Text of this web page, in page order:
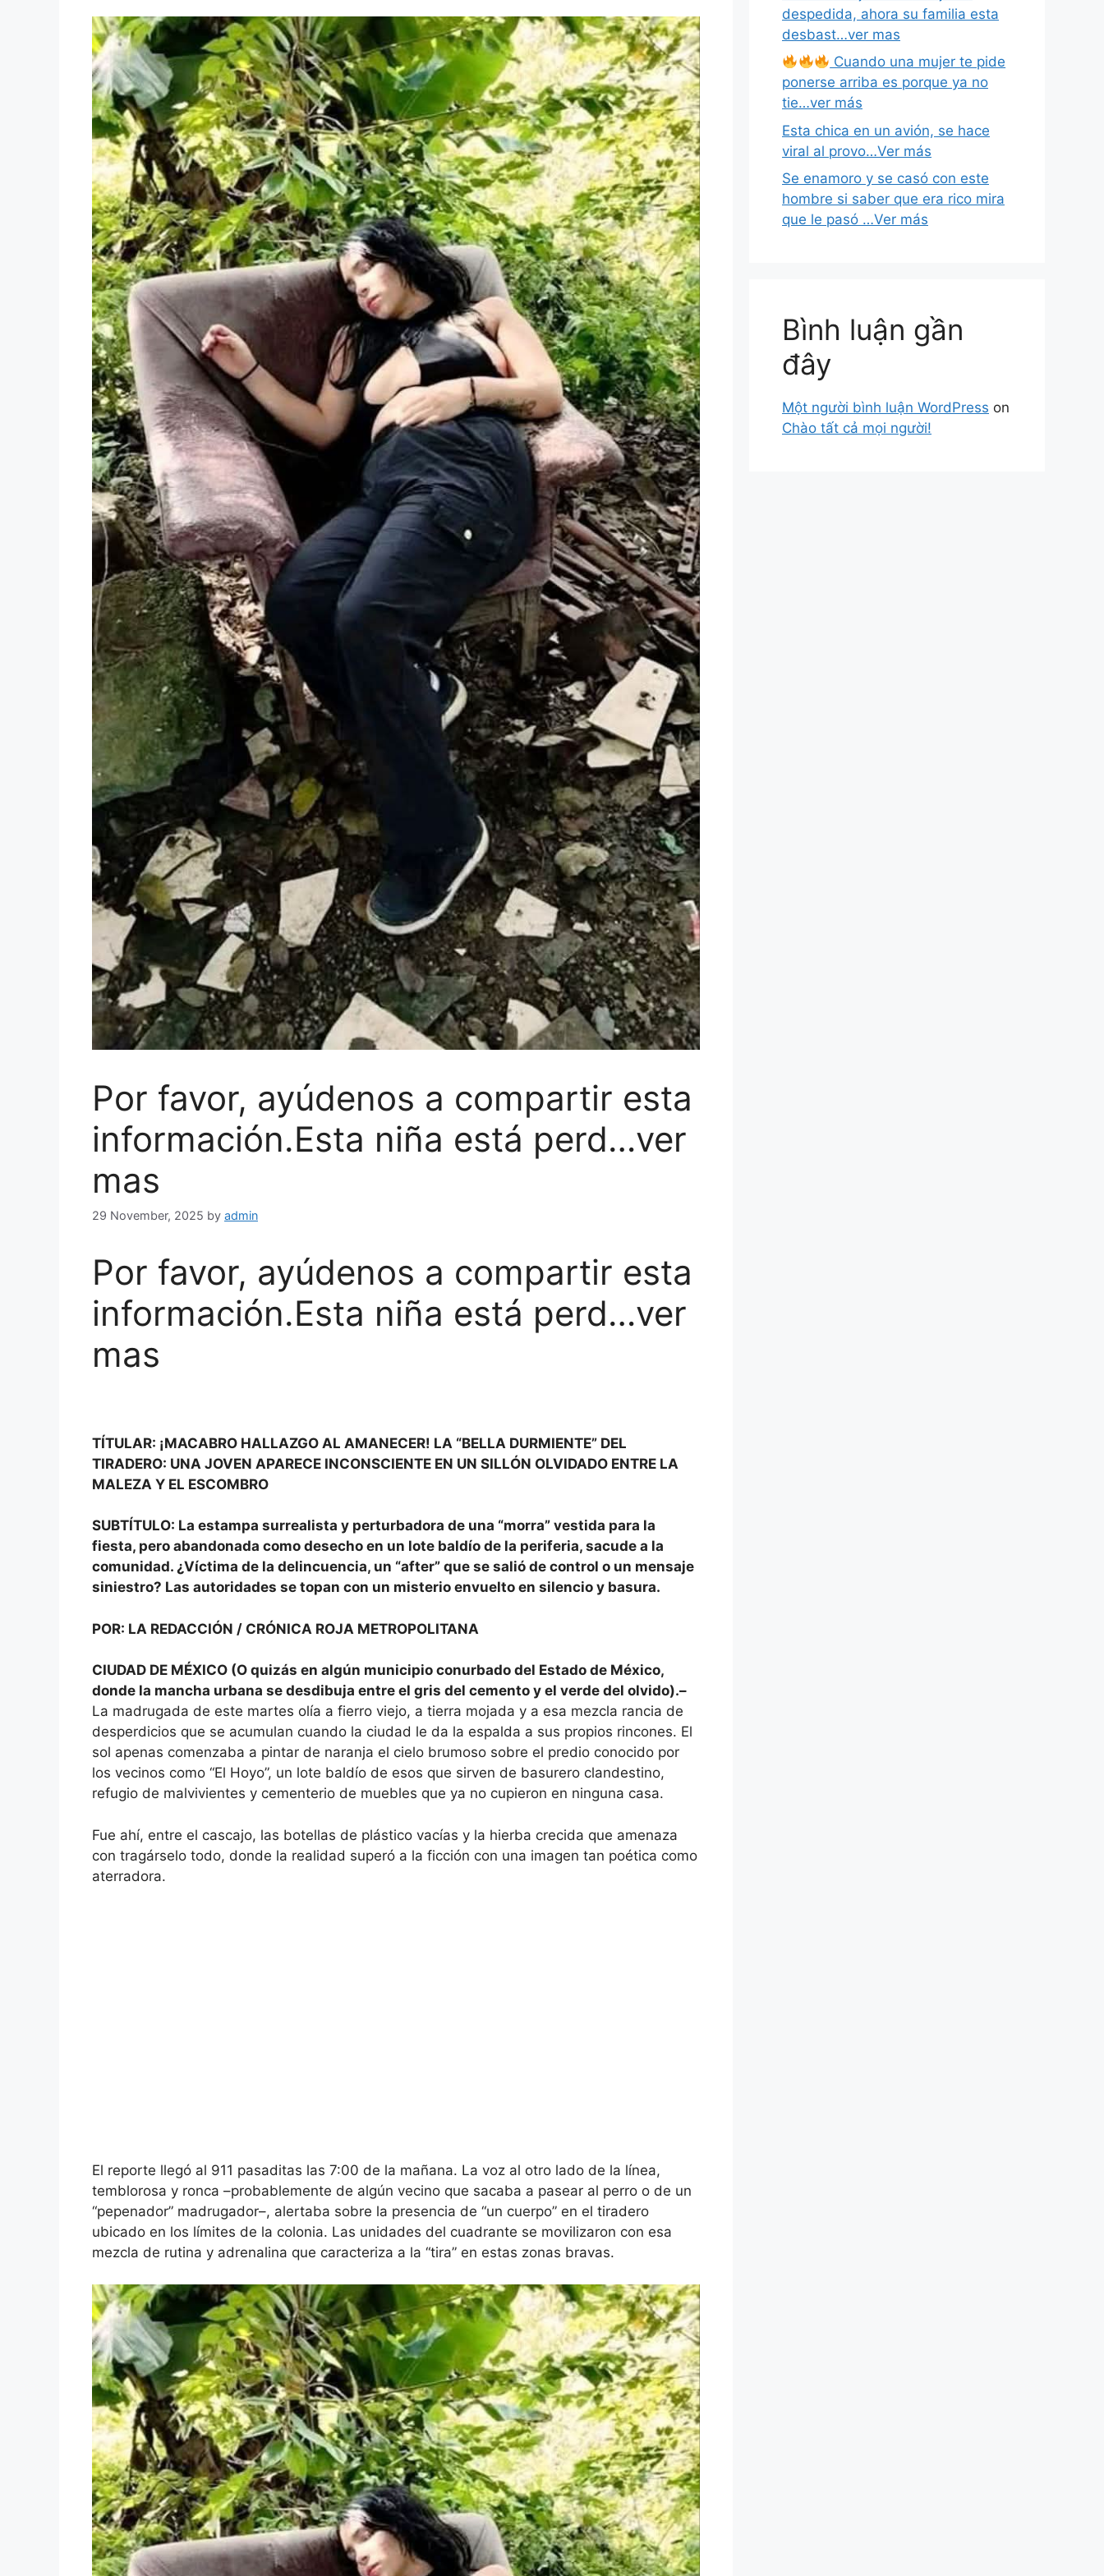
Por favor, ayúdenos a compartir esta
información.Esta niña está perd…ver
mas
29 November, 2025 by admin
Por favor, ayúdenos a compartir esta
información.Esta niña está perd…ver
mas
TÍTULAR: ¡MACABRO HALLAZGO AL AMANECER! LA “BELLA DURMIENTE” DEL
TIRADERO: UNA JOVEN APARECE INCONSCIENTE EN UN SILLÓN OLVIDADO ENTRE LA
MALEZA Y EL ESCOMBRO
SUBTÍTULO: La estampa surrealista y perturbadora de una “morra” vestida para la
fiesta, pero abandonada como desecho en un lote baldío de la periferia, sacude a la
comunidad. ¿Víctima de la delincuencia, un “after” que se salió de control o un mensaje
siniestro? Las autoridades se topan con un misterio envuelto en silencio y basura.
POR: LA REDACCIÓN / CRÓNICA ROJA METROPOLITANA
CIUDAD DE MÉXICO (O quizás en algún municipio conurbado del Estado de México,
donde la mancha urbana se desdibuja entre el gris del cemento y el verde del olvido).–
La madrugada de este martes olía a fierro viejo, a tierra mojada y a esa mezcla rancia de
desperdicios que se acumulan cuando la ciudad le da la espalda a sus propios rincones. El
sol apenas comenzaba a pintar de naranja el cielo brumoso sobre el predio conocido por
los vecinos como “El Hoyo”, un lote baldío de esos que sirven de basurero clandestino,
refugio de malvivientes y cementerio de muebles que ya no cupieron en ninguna casa.
Fue ahí, entre el cascajo, las botellas de plástico vacías y la hierba crecida que amenaza
con tragárselo todo, donde la realidad superó a la ficción con una imagen tan poética como
aterradora.
El reporte llegó al 911 pasaditas las 7:00 de la mañana. La voz al otro lado de la línea,
temblorosa y ronca –probablemente de algún vecino que sacaba a pasear al perro o de un
“pepenador” madrugador–, alertaba sobre la presencia de “un cuerpo” en el tiradero
ubicado en los límites de la colonia. Las unidades del cuadrante se movilizaron con esa
mezcla de rutina y adrenalina que caracteriza a la “tira” en estas zonas bravas.
despedida, ahora su familia esta
desbast…ver mas
Cuando una mujer te pide
ponerse arriba es porque ya no
tie…ver más
Esta chica en un avión, se hace
viral al provo…Ver más
Se enamoro y se casó con este
hombre si saber que era rico mira
que le pasó …Ver más
Bình luận gần
đây
Một người bình luận WordPress on
Chào tất cả mọi người!